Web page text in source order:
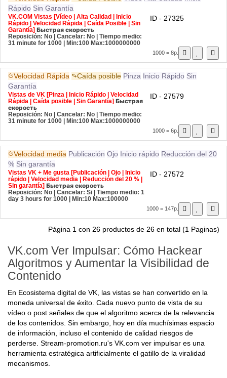
Rápido Sin Garantía
VK.COM Vistas [Vídeo | Alta Calidad | Inicio
Rápido | Velocidad Rápida | Caída Posible | Sin
Garantía] Быстрая скорость
Reposición: No | Cancelar: No | Tiempo medio:
31 minute for 1000
| Min:100 Max:1000000000
ID - 27325
1000 = 8р.
Velocidad Rápida Caída posible Pinza Inicio Rápido Sin
Garantía
Vistas de VK [Pinza | Inicio Rápido | Velocidad
Rápida | Caída posible | Sin Garantía] Быстрая
скорость
Reposición: No | Cancelar: No | Tiempo medio:
31 minute for 1000
| Min:100 Max:1000000000
ID - 27579
1000 = 6р.
Velocidad media Publicación Ojo Inicio rápido Reducción del 20
% Sin garantía
Vistas VK + Me gusta [Publicación | Ojo | Inicio
rápido | Velocidad media | Reducción del 20 % |
Sin garantía] Быстрая скорость
Reposición: No | Cancelar: Si | Tiempo medio: 1
day 3 hours for 1000
| Min:10 Max:100000
ID - 27572
1000 = 147р.
Página 1 con 26 productos de 26 en total (1 Paginas)
VK.com Ver Impulsar: Cómo Hackear
Algoritmos y Aumentar la Visibilidad de
Contenido
En Ecosistema digital de VK, las vistas se han convertido en la
moneda universal de éxito. Cada nuevo punto de vista de su
vídeo o post señales de que el algoritmo acerca de la relevancia
de los contenidos. Sin embargo, hoy en día muchísimas espacio
de información, incluso el contenido de calidad riesgos de
perderse. Stream-promotion.ru's VK.com ver impulsar es una
herramienta estratégica artificialmente el gatillo de la viralidad
mecanismos.